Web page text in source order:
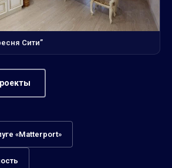
Сити”
«Matterport»